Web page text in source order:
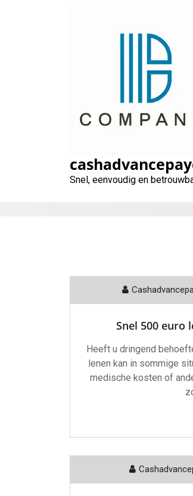
Snel, eenvoudig en
Snel 500 euro
Heeft u dringend
lenen kan in sommige
medische kosten of